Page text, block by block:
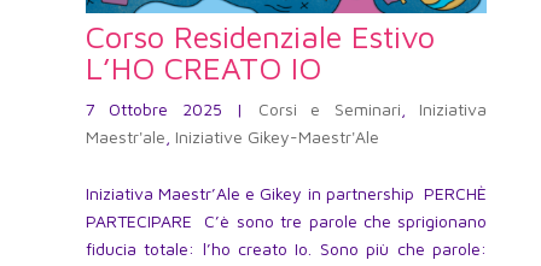
Corso Residenziale Estivo
L’HO CREATO IO
7 Ottobre 2025 | Corsi e Seminari
Iniziativa
Maestr'ale Iniziative Gikey-Maestr'Ale
Iniziativa Maestr’Ale e Gikey in partnership PERCHÈ
PARTECIPARE C’è sono tre parole che sprigionano
fiducia totale: l’ho creato Io. Sono più che parole: